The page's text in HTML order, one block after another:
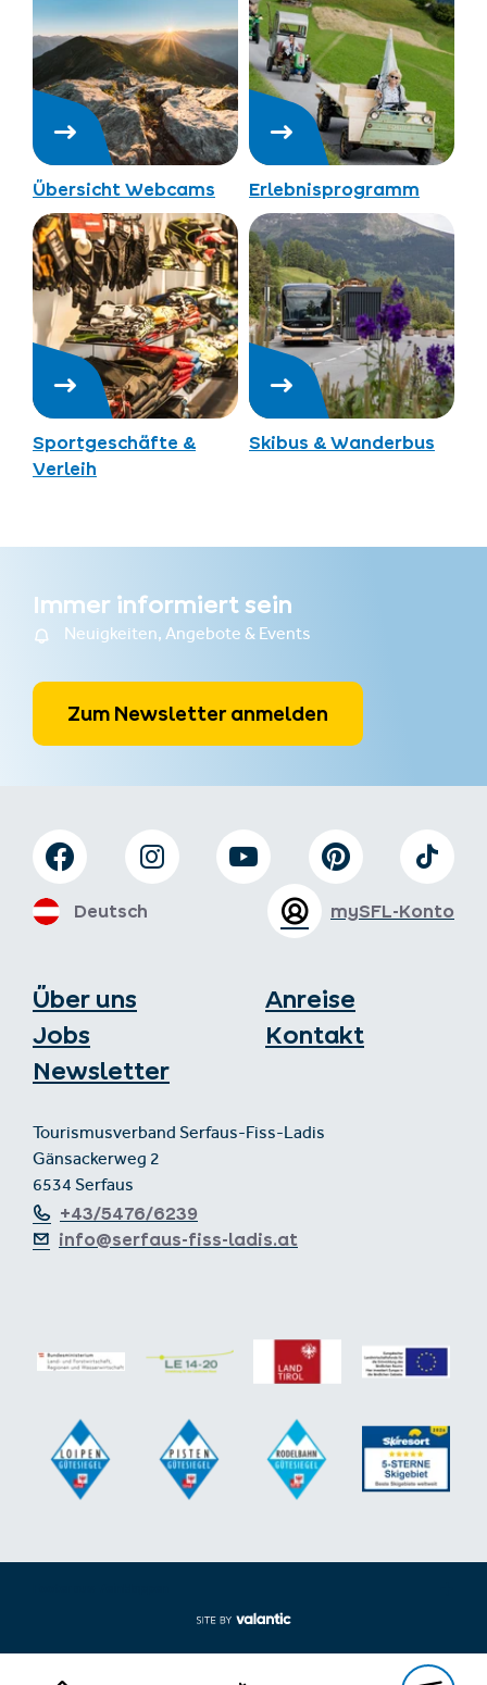
Übersicht Webcams Erlebnisprogramm
Sportgeschäfte &
Verleih
Skibus & Wanderbus
Immer informiert sein
Neuigkeiten, Angebote & Events
Zum Newsletter anmelden
Über uns
Jobs
Newsletter
Anreise
Kontakt
Tourismusverband Serfaus-Fiss-Ladis
Gänsackerweg 2
6534 Serfaus
+43/5476/6239
info@serfaus-fiss-ladis.at
mySFL-Konto
Deutsch